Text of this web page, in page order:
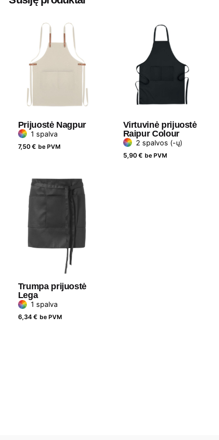
Medžiaga Medvilnė
Gramatūra / Talpa 180 g/m²
Prijuostė Nagpur
1 spalva
7,50 € be PVM
Virtuvinė prijuostė
Raipur Colour
2 spalvos (-ų)
5,90 € be PVM
Trumpa prijuostė
Lega
1 spalva
6,34 € be PVM